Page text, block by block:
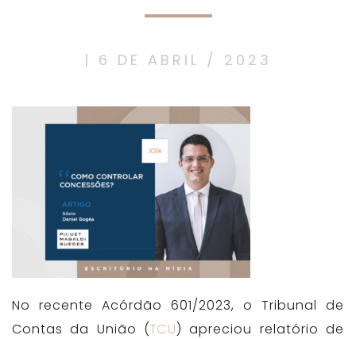
| 6 DE ABRIL / 2023
No recente Acórdão 601/2023, o Tribunal de
Contas da União (TCU) apreciou relatório de